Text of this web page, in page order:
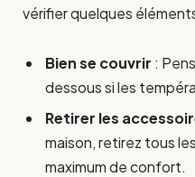
vérifier quelques
Bien se couvrir :
dessous si les
Retirer les
maison, retirez tous
maximum de confort.